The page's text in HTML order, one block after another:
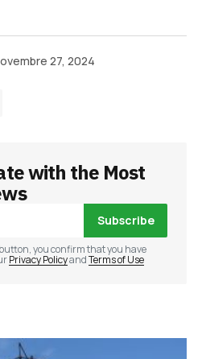
27, 2024
ne sera pas publiée.Les
indiqués avec
with the Most
Subscribe
you confirm that you have
Privacy PolicyandTerms of Use